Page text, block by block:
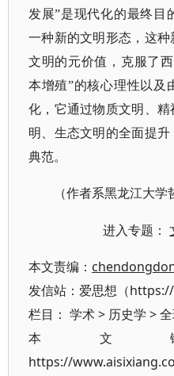
发展”是现代化的最终目
一种新的文明形态，这
文明的元价值，克服了
本增殖”的核心理性以及
化，它通过物质文明、
明、生态文明的全面提
典范。
（作者系黑龙江大学
进入专题：
本文责编：
发信站：爱思想（
栏目： 学术> 历史学 >
本文
https://